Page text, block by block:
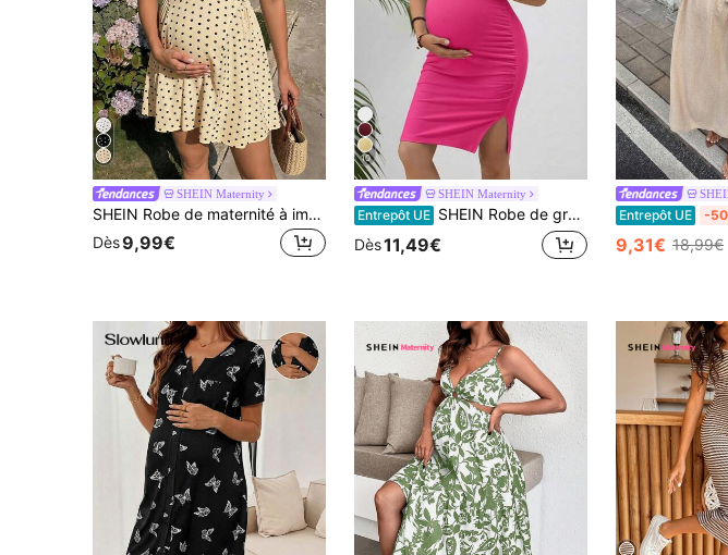
SHEIN Maternity
SHEIN Robe de maternité à imprimé pois avec col ras-du-cou et décolleté en V profond
Dès9,99€
10
SHEIN Maternity
Entrepôt UE SHEIN Robe de grossesse moulante décontracté à col rond et manches courtes, couleur unie
Dès11,49€
Entrepôt UE -
9,31€ 18,99€